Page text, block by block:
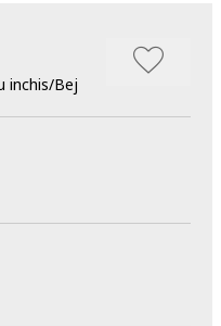
inchis/Bej